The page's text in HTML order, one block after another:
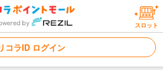
スロット
コラID ログイン